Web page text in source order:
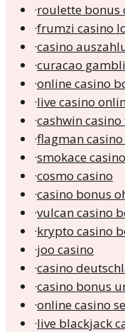
·roulette bonus
·frumzi casino
·casino
·curacao
·online casino
·live casino
·cashwin
·flagman
·smokace
·cosmo casino
·casino bonus
·vulcan casino
·krypto casino
·joo casino
·casino
·casino bonus
·online casino
·live blackjack